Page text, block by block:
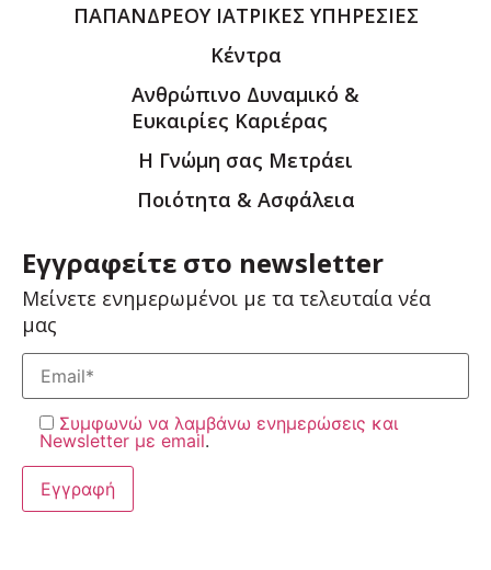
ΠΑΠΑΝΔΡΕΟΥ ΙΑΤΡΙΚΕΣ ΥΠΗΡΕΣΙΕΣ
Κέντρα
Ανθρώπινο Δυναμικό &
Ευκαιρίες Καριέρας
Η Γνώμη σας Μετράει
Ποιότητα & Ασφάλεια
Εγγραφείτε στο newsletter
Μείνετε ενημερωμένοι με τα τελευταία νέα
μας
Συμφωνώ να λαμβάνω ενημερώσεις και
Newsletter με email.